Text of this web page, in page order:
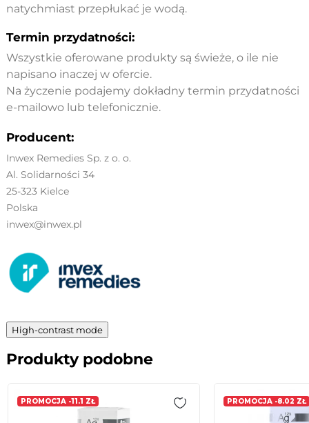
natychmiast przepłukać je wodą.
Termin przydatności:
Wszystkie oferowane produkty są świeże, o ile nie
napisano inaczej w ofercie.
Na życzenie podajemy dokładny termin przydatności
e-mailowo lub telefonicznie.
Producent:
Inwex Remedies Sp. z o. o.
Al. Solidarności 34
25-323 Kielce
Polska
inwex@inwex.pl
High-contrast mode
Produkty podobne
PROMOCJA -11.1 ZŁ PROMOCJA -8.02 ZŁ